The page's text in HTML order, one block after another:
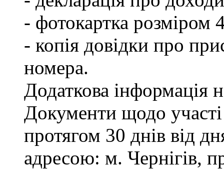
- фотокартка розміром
- копія довідки про
номера.
Додаткова інформація
Документи щодо
протягом 30 днів від
адресою: м. Чернігів,